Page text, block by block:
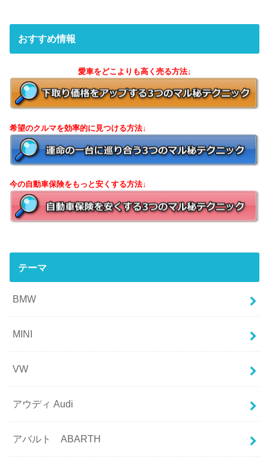
おすすめ情報
愛車をどこよりも高く売る方法↓
希望のクルマを効率的に見つける方法↓
今の自動車保険をもっと安くする方法↓
テーマ
BMW
MINI
VW
アウディ Audi
アバルト ABARTH